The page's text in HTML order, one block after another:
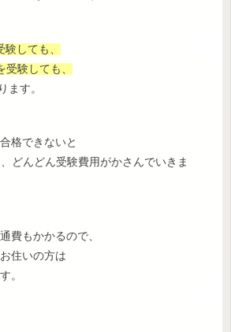
しても、
験しても、
ます。
格できないと
、どんどん受験費用がかさんでいきま
費もかかるので、
住いの方は
。